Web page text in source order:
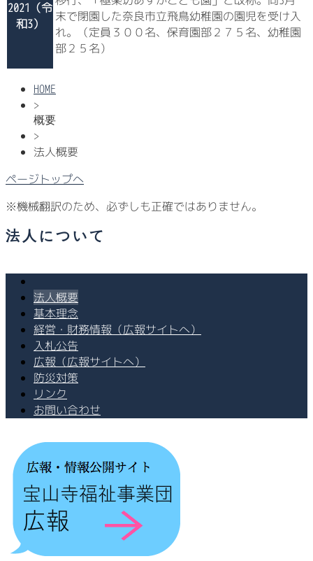
2021（令
和3）
末で閉園した奈良市立飛鳥幼稚園の園児を受け入
れ。（定員３００名、保育園部２７５名、幼稚園
部２５名）
HOME
>
概要
>
法人概要
ページトップへ
※機械翻訳のため、必ずしも正確ではありません。
法人について
法人概要
基本理念
経営・財務情報（広報サイトへ）
入札公告
広報（広報サイトへ）
防災対策
リンク
お問い合わせ